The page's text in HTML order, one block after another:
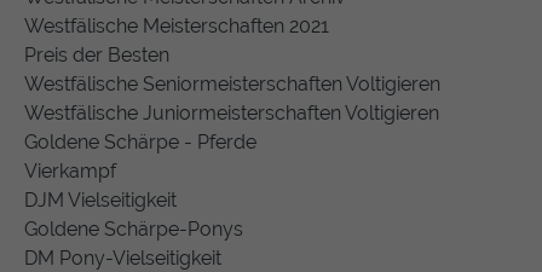
Westfälische Meisterschaften 2021
Preis der Besten
Westfälische Seniormeisterschaften Voltigieren
Westfälische Juniormeisterschaften Voltigieren
Goldene Schärpe - Pferde
Vierkampf
DJM Vielseitigkeit
Goldene Schärpe-Ponys
DM Pony-Vielseitigkeit